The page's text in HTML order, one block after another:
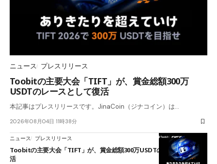
ニュース プレスリリース
Toobitの主要大会「TIFT」が、賞金総額300万
USDTのレースとして復活
本記事はプレスリリースです。JinaCoin（ジナコイン）は…
2026年08月04日 11時38分
ニュース プレスリリース
Toobitの主要大会「TIFT」が、賞金総額300万USDTのレースとして復
活